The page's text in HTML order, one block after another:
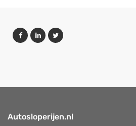
Autosloperijen.nl